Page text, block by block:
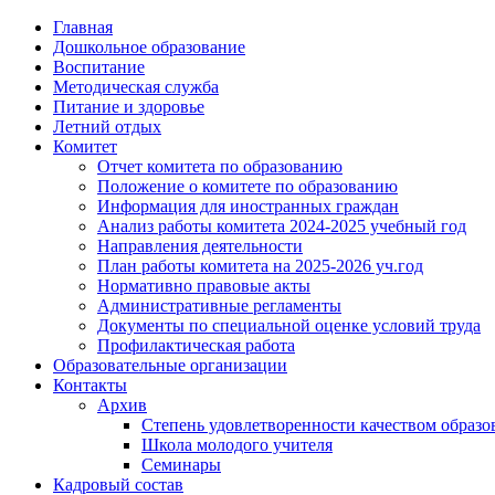
Главная
Дошкольное образование
Воспитание
Методическая служба
Питание и здоровье
Летний отдых
Комитет
Отчет комитета по образованию
Положение о комитете по образованию
Информация для иностранных граждан
Анализ работы комитета 2024-2025 учебный год
Направления деятельности
План работы комитета на 2025-2026 уч.год
Нормативно правовые акты
Административные регламенты
Документы по специальной оценке условий труда
Профилактическая работа
Образовательные организации
Контакты
Архив
Степень удовлетворенности качеством
Школа молодого учителя
Семинары
Кадровый состав